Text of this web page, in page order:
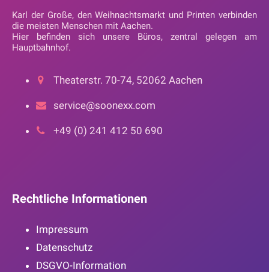
Karl der Große, den Weihnachtsmarkt und Printen verbinden
die meisten Menschen mit Aachen.
Hier befinden sich unsere Büros, zentral gelegen am
Hauptbahnhof.
Theaterstr. 70-74, 52062 Aachen
service@soonexx.com
+49 (0) 241 412 50 690
Rechtliche Informationen
Impressum
Datenschutz
DSGVO-Information